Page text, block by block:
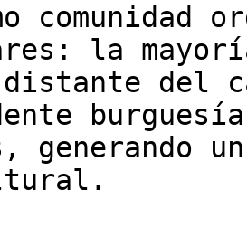
comunidad
la
del
generando